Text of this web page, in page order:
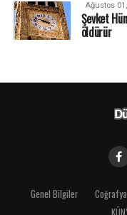
Ağustos
Şevket
öldürür
Genel Bilgiler